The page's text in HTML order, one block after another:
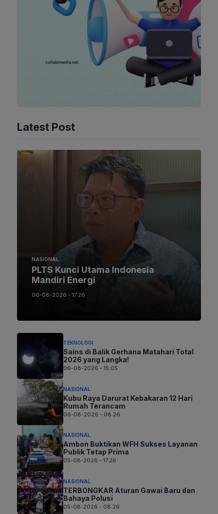
Latest Post
NASIONAL
PLTS Kunci Utama Indonesia
Mandiri Energi
06-08-2026 - 17.26
TEKNOLOGI
Sains di Balik Gerhana Matahari Total
2026 yang Langka!
06-08-2026 - 15.05
NASIONAL
Kubu Raya Darurat Kebakaran 12 Hari
Rumah Terancam
06-08-2026 - 08.26
NASIONAL
Ambon Buktikan WFH Sukses Layanan
Publik Tetap Prima
05-08-2026 - 17.26
NASIONAL
TERBONGKAR Aturan Gawai Baru dan
Bahaya Polusi
05-08-2026 - 08.26